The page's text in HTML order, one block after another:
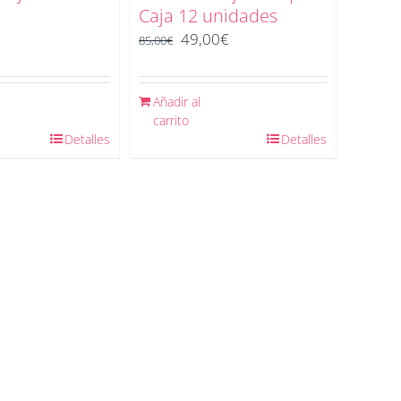
Detalles
Caja 12 unidades
85,00€ El
original
era:
85,00€.
49,00€
actual
Añadir al
carrito
Detalles